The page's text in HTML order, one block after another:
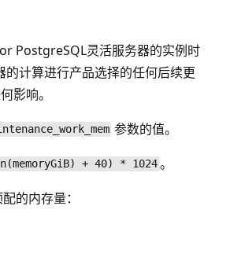
PostgreSQL灵活服务器的实例时
计算进行产品选择的任何后续更
影响。
参数的值。
+ 40) * 1024。
的内存量：